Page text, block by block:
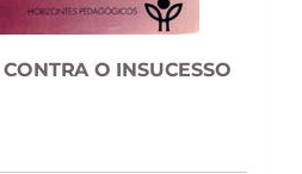
O INSUCESSO